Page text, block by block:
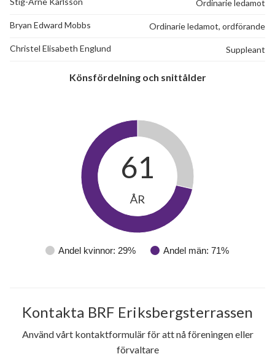
Ordinarie ledamot
Bryan Edward Mobbs Ordinarie ledamot, ordförande
Christel Elisabeth Englund Suppleant
Könsfördelning och snittålder
Andel kvinnor: 29% Andel män: 71%
61
ÅR
Kontakta BRF Eriksbergsterrassen
Använd vårt kontaktformulär för att nå föreningen eller
förvaltare